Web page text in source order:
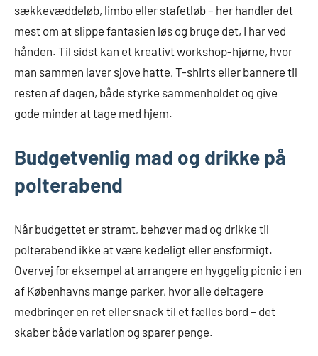
sækkevæddeløb, limbo eller stafetløb – her handler det
mest om at slippe fantasien løs og bruge det, I har ved
hånden. Til sidst kan et kreativt workshop-hjørne, hvor
man sammen laver sjove hatte, T-shirts eller bannere til
resten af dagen, både styrke sammenholdet og give
gode minder at tage med hjem.
Budgetvenlig mad og drikke på
polterabend
Når budgettet er stramt, behøver mad og drikke til
polterabend ikke at være kedeligt eller ensformigt.
Overvej for eksempel at arrangere en hyggelig picnic i en
af Københavns mange parker, hvor alle deltagere
medbringer en ret eller snack til et fælles bord – det
skaber både variation og sparer penge.